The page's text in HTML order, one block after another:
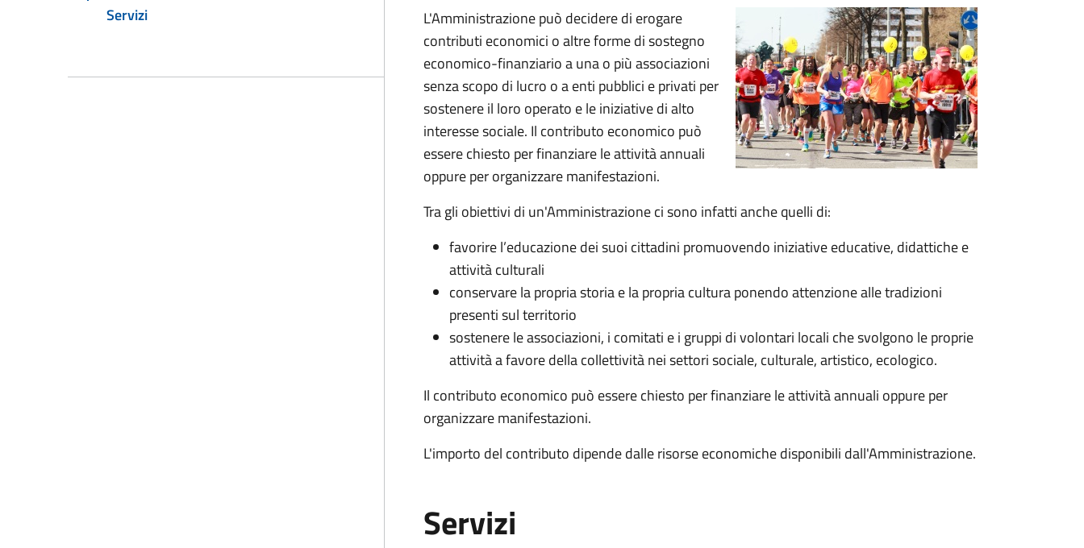
Servizi
L'Amministrazione può decidere di erogare
contributi economici o altre forme di sostegno
economico-finanziario a una o più associazioni
senza scopo di lucro o a enti pubblici e privati per
sostenere il loro operato e le iniziative di alto
interesse sociale. Il contributo economico può
essere chiesto per finanziare le attività annuali
oppure per organizzare manifestazioni.
Tra gli obiettivi di un'Amministrazione ci sono infatti anche quelli di:
favorire l’educazione dei suoi cittadini promuovendo iniziative educative, didattiche e
attività culturali
conservare la propria storia e la propria cultura ponendo attenzione alle tradizioni
presenti sul territorio
sostenere le associazioni, i comitati e i gruppi di volontari locali che svolgono le proprie
attività a favore della collettività nei settori sociale, culturale, artistico, ecologico.
Il contributo economico può essere chiesto per finanziare le attività annuali oppure per
organizzare manifestazioni.
L'importo del contributo dipende dalle risorse economiche disponibili dall'Amministrazione.
Servizi